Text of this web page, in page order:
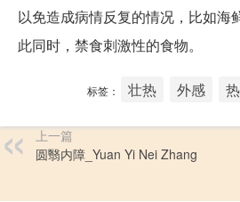
以免造成病情反复的情况，比如海
此同时，禁食刺激性的食物。
标签： 壮热 外感
上一篇
圆翳内障_Yuan Yi Nei Zhang